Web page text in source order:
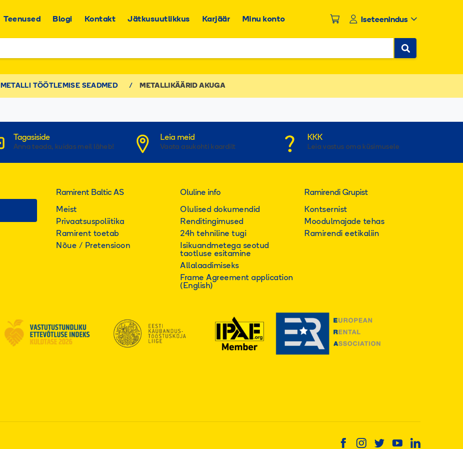
Iseteenindus
Teenused Blogi Kontakt Jätkusuutlikkus Karjäär Minu konto
up and down arrows to review and enter to go to the desired page. Touch device users, explore by touch or with swipe
METALLI TÖÖTLEMISE SEADMED / METALLIKÄÄRID AKUGA
Tagasiside
Anna teada, kuidas meil läheb!
Leia meid
Vaata asukohti kaardilt
KKK
Leia vastus oma küsimusele
Ramirent Baltic AS
Meist
Privaatsuspoliitika
Ramirent toetab
Nõue / Pretensioon
Oluline info
Olulised dokumendid
Renditingimused
24h tehniline tugi
Isikuandmetega seotud
taotluse esitamine
Allalaadimiseks
Frame Agreement application
(English)
Ramirendi Grupist
Kontsernist
Moodulmajade tehas
Ramirendi eetikaliin